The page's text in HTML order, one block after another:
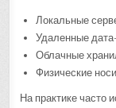
Локальные
Удаленные
Облачные
Физические
На практике часто